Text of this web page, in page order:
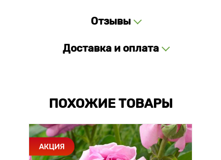
Отзывы
Доставка и оплата
ПОХОЖИЕ ТОВАРЫ
АКЦИЯ